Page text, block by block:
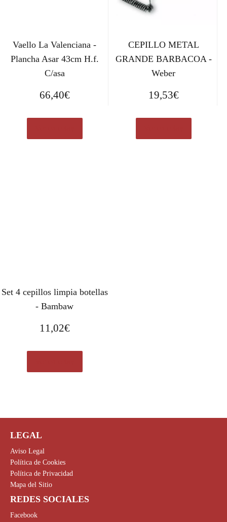
Vaello La Valenciana -
Plancha Asar 43cm H.f.
C/asa
66,40€
CEPILLO METAL
GRANDE BARBACOA -
Weber
19,53€
Set 4 cepillos limpia botellas
- Bambaw
11,02€
LEGAL
Aviso Legal
Política de Cookies
Política de Privacidad
Mapa del Sitio
REDES SOCIALES
Facebook